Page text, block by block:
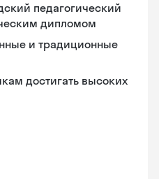
педагогический
дипломом
и традиционные
достигать высоких